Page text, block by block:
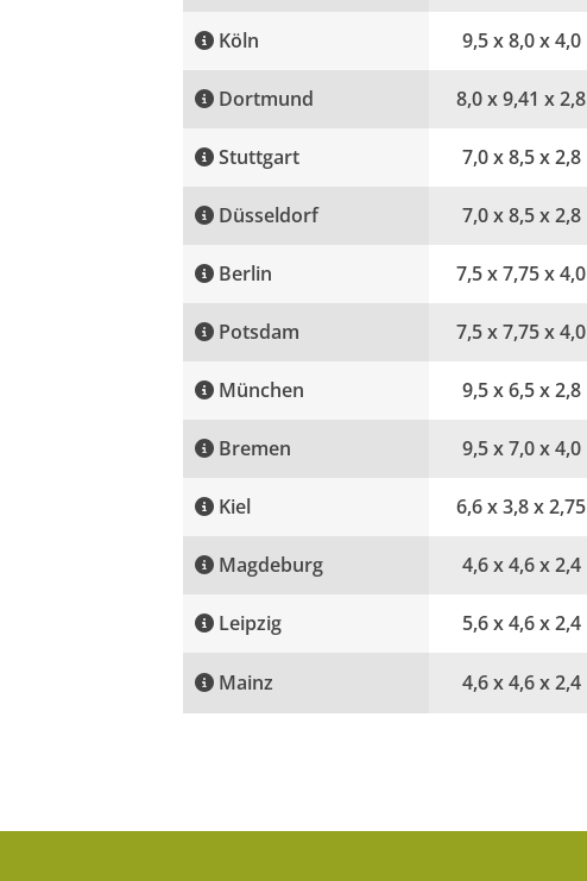
Köln
Dortmund
Stuttgart
Düsseldorf
Berlin
Potsdam
München
Bremen
Kiel
Magdeburg
Leipzig
Mainz
9,5 x 8,0 x 4,0
8,0 x 9,41 x 2,8
7,0 x 8,5 x 2,8
7,0 x 8,5 x 2,8
7,5 x 7,75 x 4,0
7,5 x 7,75 x 4,0
9,5 x 6,5 x 2,8
9,5 x 7,0 x 4,0
6,6 x 3,8 x 2,75
4,6 x 4,6 x 2,4
5,6 x 4,6 x 2,4
4,6 x 4,6 x 2,4